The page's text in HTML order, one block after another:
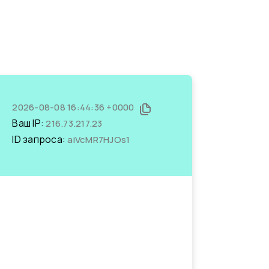
2026-08-08 16:44:36 +0000
Ваш IP:216.73.217.23
ID запроса:aiVcMR7HJOs1